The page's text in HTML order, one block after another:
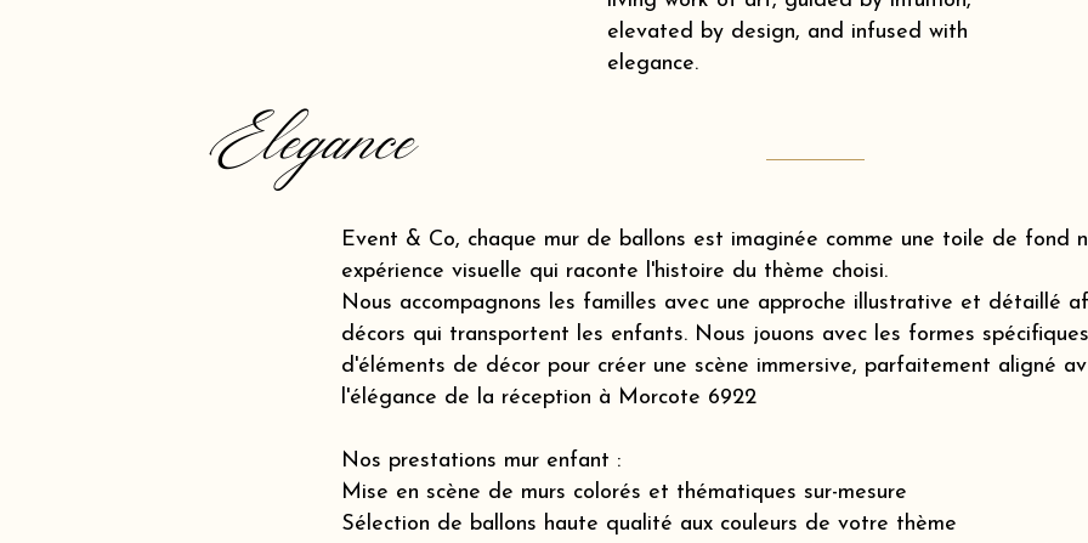
elevated by design, and infused with
elegance.
Elegance
Event & Co, chaque mur de ballons est imaginée comme une toile de fond
expérience visuelle qui raconte l'histoire du thème choisi.
Nous accompagnons les familles avec une approche illustrative et détaillé
décors qui transportent les enfants. Nous jouons avec les formes
d'éléments de décor pour créer une scène immersive, parfaitement aligné
l'élégance de la réception à Morcote 6922
Nos prestations mur enfant :
Mise en scène de murs colorés et thématiques sur-mesure
Sélection de ballons haute qualité aux couleurs de votre thème